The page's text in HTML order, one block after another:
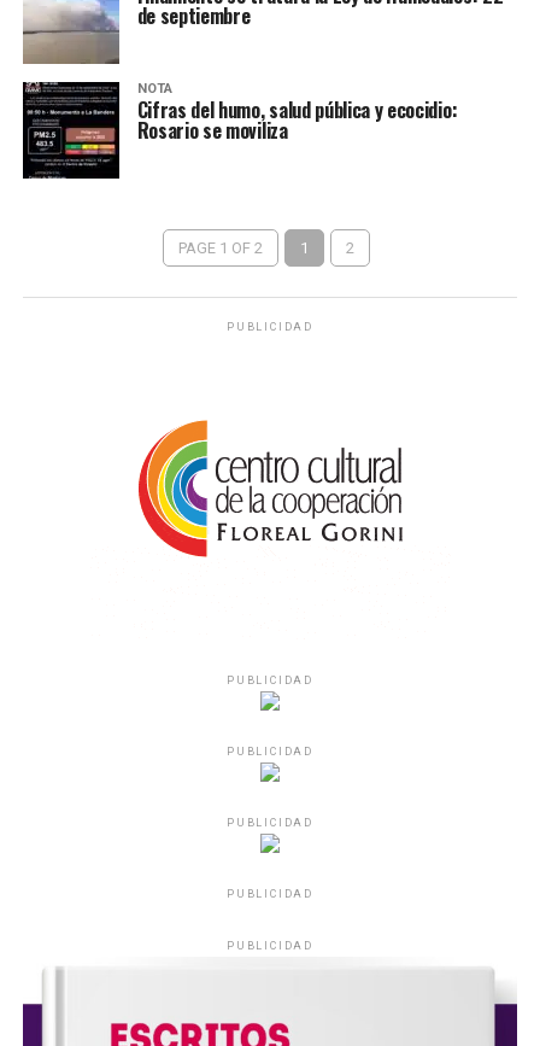
de septiembre
NOTA
Cifras del humo, salud pública y ecocidio:
Rosario se moviliza
PAGE 1 OF 2 1 2
PUBLICIDAD
PUBLICIDAD
PUBLICIDAD
PUBLICIDAD
PUBLICIDAD
PUBLICIDAD